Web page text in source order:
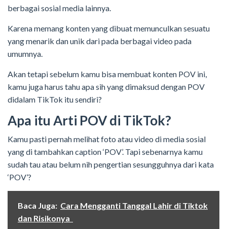
berbagai sosial media lainnya.
Karena memang konten yang dibuat memunculkan sesuatu
yang menarik dan unik dari pada berbagai video pada
umumnya.
Akan tetapi sebelum kamu bisa membuat konten POV ini,
kamu juga harus tahu apa sih yang dimaksud dengan POV
didalam TikTok itu sendiri?
Apa itu Arti POV di TikTok?
Kamu pasti pernah melihat foto atau video di media sosial
yang di tambahkan caption ‘POV’. Tapi sebenarnya kamu
sudah tau atau belum nih pengertian sesungguhnya dari kata
‘POV’?
Baca Juga: Cara Mengganti Tanggal Lahir di Tiktok
dan Risikonya